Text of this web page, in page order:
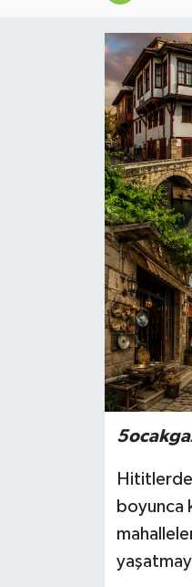
boyunca
Magazin
Resmi İlanlar
Siyaset
Yerel Yönetimler
Yurttan